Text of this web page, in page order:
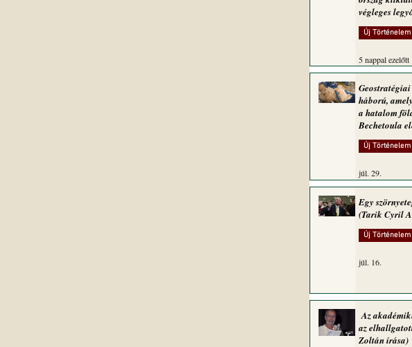
végleges
Új Történelem
5 nappal ezelőtt
Geostratégiai
háború,
a hatalom
Bechetoula
Új Történelem
júl. 29.
Egy
(Tarik Cyril
Új Történelem
júl. 16.
Az
az
Zoltán írása)